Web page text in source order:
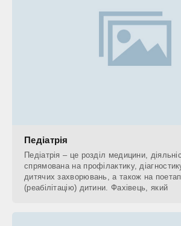
Педіатрія
Педіатрія – це розділ медицини,
спрямована на профілактику,
дитячих захворювань, а також на
(реабілітацію) дитини. Фахівець, який